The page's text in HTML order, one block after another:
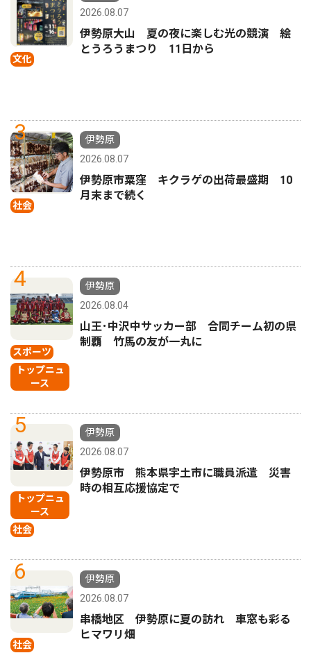
文化
2026.08.07
伊勢原大山 夏の夜に楽しむ光の競演 絵
とうろうまつり 11日から
3
社会
伊勢原
2026.08.07
伊勢原市粟窪 キクラゲの出荷最盛期 10
月末まで続く
4
スポーツ
トップニュ
ース
伊勢原
2026.08.04
山王･中沢中サッカー部 合同チーム初の県
制覇 竹馬の友が一丸に
5
トップニュ
ース
社会
伊勢原
2026.08.07
伊勢原市 熊本県宇土市に職員派遣 災害
時の相互応援協定で
6
社会
伊勢原
2026.08.07
串橋地区 伊勢原に夏の訪れ 車窓も彩る
ヒマワリ畑